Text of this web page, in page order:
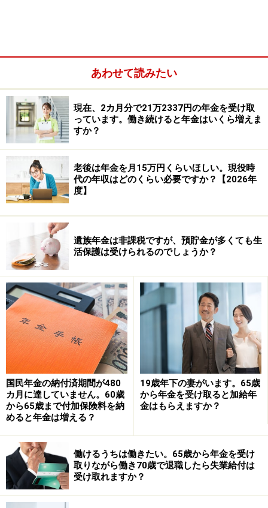
ですが、年金には「確定申告不要制度」というものがあ
り、公的年金等の受給額が400万円以下、パートで得た
給与所得などの所得が20万円以下の場合は、確定申告は
必要ありません。給与所得が年間20万円以下というの
は、年収にすると75万円以下（年収75万円－給与所得控
除55万円＝所得20万円となるため）となります。
一般的には公的年金等の合計額が400万円以下であって
も、パートの年収が75万円を超える場合、職場で年末調
整をしていたとしても確定申告が必要になります。
もし、年間の医療費の自己負担額が10万円を超える場合
などの医療費控除他の所得控除が適用できる場合には、
すので、該当するか確認してみるといいでしょう。
※年金プチ相談コーナーに取り上げてほしい質問がある
人はこちらから応募するか、コメント欄への書き込みを
あわせて読みたい
現在、2カ月分で21万2337円の年金を受け取
っています。働き続けると年金はいくら増えま
すか？
老後は年金を月15万円くらいほしい。現役時
代の年収はどのくらい必要ですか？【2026年
度】
遺族年金は非課税ですが、預貯金が多くても生
活保護は受けられるのでしょうか？
国民年金の納付済期間が480
カ月に達していません。60歳
から65歳まで付加保険料を納
めると年金は増える？
19歳年下の妻がいます。65歳
から年金を受け取ると加給年
金はもらえますか？
働けるうちは働きたい。65歳から年金を受け
取りながら働き70歳で退職したら失業給付は
受け取れますか？